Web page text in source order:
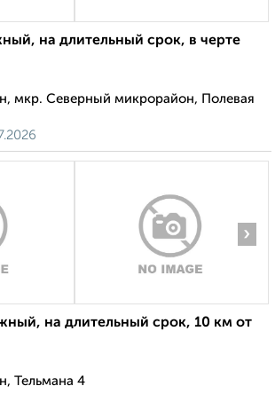
на длительный срок, в черте
мкр. Северный микрорайон, Полевая
›
на длительный срок, 10 км от
Тельмана 4